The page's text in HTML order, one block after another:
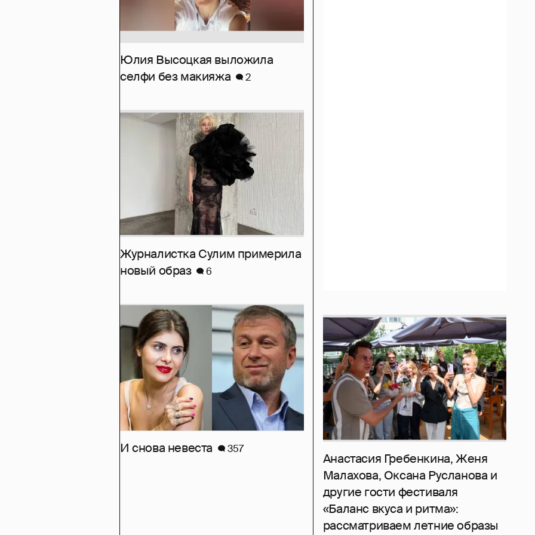
Юлия Высоцкая выложила
селфи без макияжа
2
Журналистка Сулим примерила
новый образ
6
Анастасия Гребенкина, Женя
Малахова, Оксана Русланова и
другие гости фестиваля
«Баланс вкуса и ритма»:
рассматриваем летние образы
И снова невеста 357